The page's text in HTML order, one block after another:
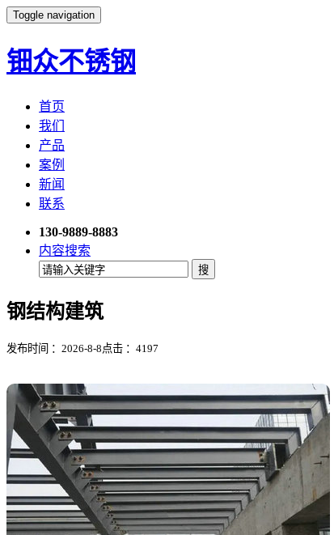
Toggle navigation
钿众不锈钢
首页
我们
产品
案例
新闻
联系
130-9889-8883
内容搜索
钢结构建筑
发布时间 ：2026-8-8 点击 ： 4197